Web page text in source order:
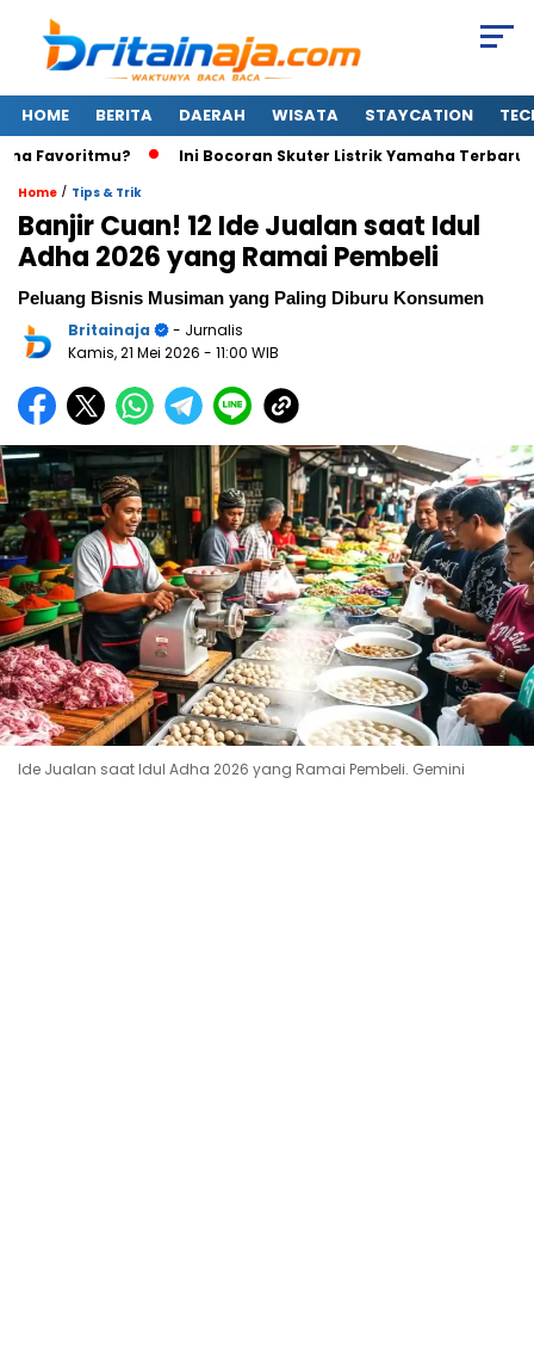
HOME BERITA DAERAH WISATA STAYCATION
Ini Bocoran Skuter Listrik Yamaha Terbaru: Lebih
Home / Tips & Trik
Banjir Cuan! 12 Ide Jualan saat Idul
Adha 2026 yang Ramai Pembeli
Peluang Bisnis Musiman yang Paling Diburu Konsumen
Britainaja
- Jurnalis
Kamis, 21 Mei 2026 - 11:00 WIB
Ide Jualan saat Idul Adha 2026 yang Ramai Pembeli. Gemini